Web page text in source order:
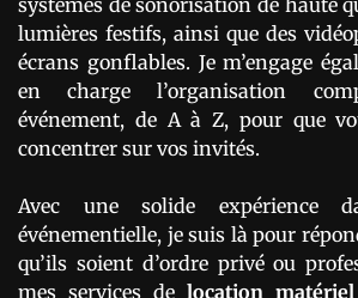
systèmes de sonorisation de haute
lumières festifs, ainsi que des
écrans gonflables. Je m’engage
en charge l’organisation
événement, de A à Z, pour que
concentrer sur vos invités.
Avec une solide expérience
événementielle, je suis là pour
qu’ils soient d’ordre privé ou
mes services de location